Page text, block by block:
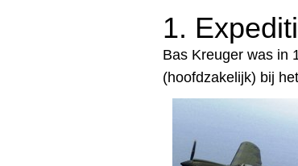
1.
Bas Kreuger was in
(hoofdzakelijk) bij